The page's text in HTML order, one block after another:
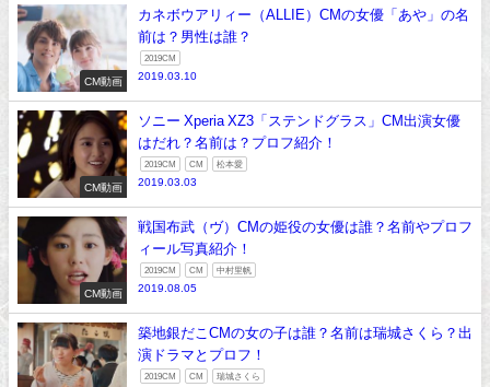
CM動画
カネボウアリィー（ALLIE）CMの女優「あや」の名
前は？男性は誰？
2019CM
2019.03.10
CM動画
ソニー Xperia XZ3「ステンドグラス」CM出演女優
はだれ？名前は？プロフ紹介！
2019CM CM 松本愛
2019.03.03
CM動画
戦国布武（ヴ）CMの姫役の女優は誰？名前やプロフ
ィール写真紹介！
2019CM CM 中村里帆
2019.08.05
築地銀だこCMの女の子は誰？名前は瑞城さくら？出
演ドラマとプロフ！
2019CM CM 瑞城さくら